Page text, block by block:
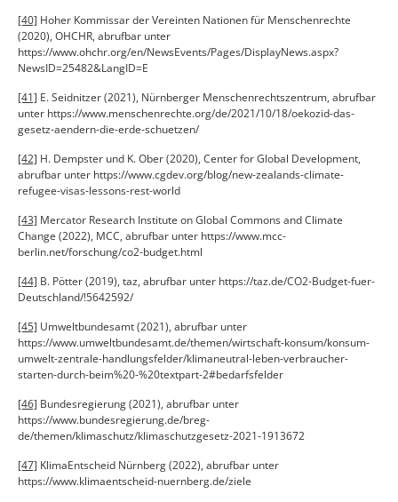
[40] Hoher Kommissar der Vereinten Nationen für Menschenrechte
(2020), OHCHR, abrufbar unter
https://www.ohchr.org/en/NewsEvents/Pages/DisplayNews.aspx?
NewsID=25482&LangID=E
[41] E. Seidnitzer (2021), Nürnberger Menschenrechtszentrum, abrufbar
unter https://www.menschenrechte.org/de/2021/10/18/oekozid-das-
gesetz-aendern-die-erde-schuetzen/
[42] H. Dempster und K. Ober (2020), Center for Global Development,
abrufbar unter https://www.cgdev.org/blog/new-zealands-climate-
refugee-visas-lessons-rest-world
[43] Mercator Research Institute on Global Commons and Climate
Change (2022), MCC, abrufbar unter https://www.mcc-
berlin.net/forschung/co2-budget.html
[44] B. Pötter (2019), taz, abrufbar unter https://taz.de/CO2-Budget-fuer-
Deutschland/!5642592/
[45] Umweltbundesamt (2021), abrufbar unter
https://www.umweltbundesamt.de/themen/wirtschaft-konsum/konsum-
umwelt-zentrale-handlungsfelder/klimaneutral-leben-verbraucher-
starten-durch-beim%20-%20textpart-2#bedarfsfelder
[46] Bundesregierung (2021), abrufbar unter
https://www.bundesregierung.de/breg-
de/themen/klimaschutz/klimaschutzgesetz-2021-1913672
[47] KlimaEntscheid Nürnberg (2022), abrufbar unter
https://www.klimaentscheid-nuernberg.de/ziele